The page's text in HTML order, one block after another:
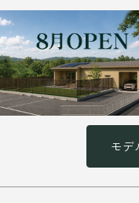
モデ